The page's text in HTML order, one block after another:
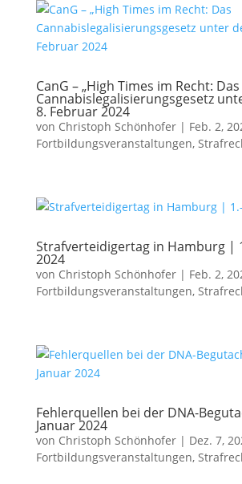
CanG – „High Times im Recht: Das
Cannabislegalisierungsgesetz
8. Februar 2024
von Christoph Schönhofer| Feb. 2,
Fortbildungsveranstaltungen,
Strafverteidigertag in Hamburg |
2024
von Christoph Schönhofer| Feb. 2,
Fortbildungsveranstaltungen,
Fehlerquellen bei der DNA-
Januar 2024
von Christoph Schönhofer| Dez. 7,
Fortbildungsveranstaltungen,